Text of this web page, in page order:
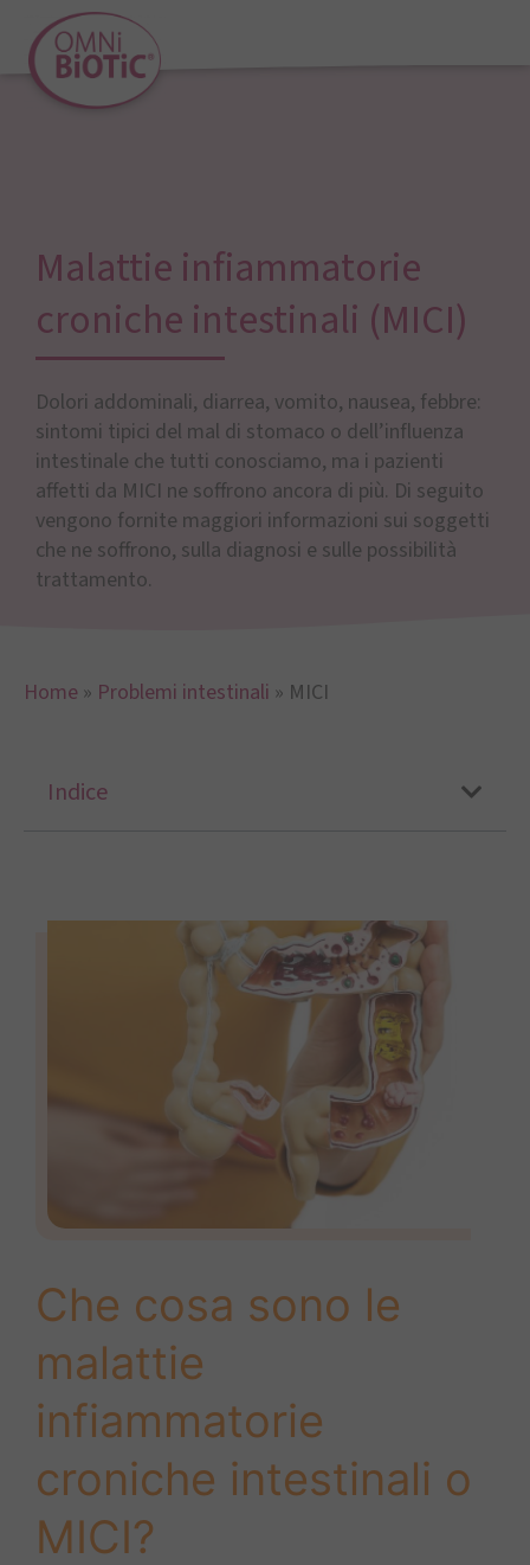
Malattie infiammatorie
croniche intestinali (MICI)
Dolori addominali, diarrea, vomito, nausea, febbre:
sintomi tipici del mal di stomaco o dell’influenza
intestinale che tutti conosciamo, ma i pazienti
affetti da MICI ne soffrono ancora di più. Di seguito
vengono fornite maggiori informazioni sui soggetti
che ne soffrono, sulla diagnosi e sulle possibilità
trattamento.
Home » Problemi intestinali » MICI
Indice
Che cosa sono le
malattie
infiammatorie
croniche intestinali o
MICI?